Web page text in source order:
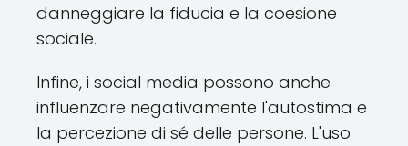
danneggiare la fiducia e la coesione
sociale.
Infine, i social media possono anche
influenzare negativamente l'autostima e
la percezione di sé delle persone. L'uso